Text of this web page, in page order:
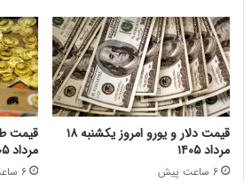
قیمت دلار و یورو امروز یکشنبه ۱۸
مرداد ۱۴۰۵
6 ساعت پیش
مرداد ۱۴۰۵
6 ساعت پیش